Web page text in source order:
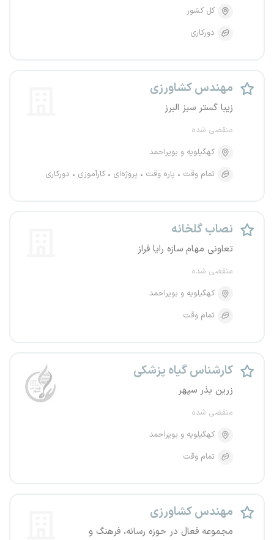
کل کشور
دورکاری
مهندس کشاورزی
زیبا گستر سبز البرز
منقضی شده
کهگیلویه و بویراحمد
تمام وقت
پاره وقت پروژه‌ای کارآموزی دورکاری
نصاب گلخانه
تعاونی مهام سازه رایا فراز
منقضی شده
کهگیلویه و بویراحمد
تمام وقت
کارشناس گیاه پزشکی
زرین بذر سپهر
منقضی شده
کهگیلویه و بویراحمد
تمام وقت
مهندس کشاورزی
مجموعه فعال در حوزه رسانه، فرهنگ و